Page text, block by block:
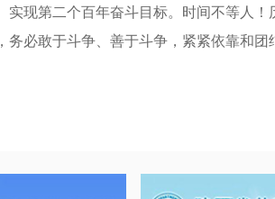
实现第二个百年奋斗目标。时间不等人
务必敢于斗争、善于斗争，紧紧依靠和